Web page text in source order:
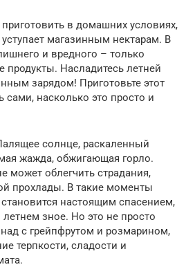
в домашних условиях,
уступает магазинным нектарам. В
и вредного – только
продукты. Насладитесь летней
зарядом! Приготовьте этот
сами, насколько это просто и
солнце, раскаленный
жажда, обжигающая горло.
может облегчить страдания,
прохлады. В такие моменты
настоящим спасением,
зное. Но это не просто
с грейпфрутом и розмарином,
терпкости, сладости и